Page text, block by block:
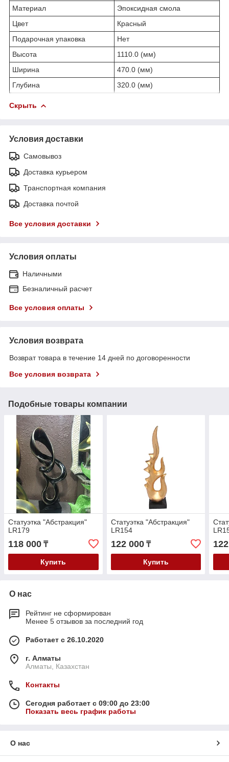
Материал
Эпоксидная смола
Цвет
Красный
Подарочная упаковка
Нет
Высота
1110.0 (мм)
Ширина
470.0 (мм)
Глубина
320.0 (мм)
Скрыть
Условия доставки
Самовывоз
Доставка курьером
Транспортная компания
Доставка почтой
Все условия доставки
Условия оплаты
Наличными
Безналичный расчет
Все условия оплаты
Условия возврата
Возврат товара в течение 14 дней по договоренности
Все условия возврата
Подобные товары компании
Статуэтка "Абстракция"
LR179
118 000 ₸
Купить
Статуэтка "Абстракция"
LR154
122 000₸
Купить
О нас
Рейтинг не сформирован
Менее 5 отзывов за последний год
Работает с 26.10.2020
г. Алматы
Алматы, Казахстан
Контакты
Сегодня работает с 09:00 до 23:00
Показать весь график работы
О нас